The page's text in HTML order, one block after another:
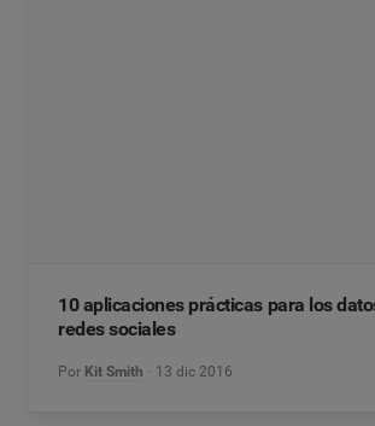
10 aplicaciones prácticas para los
redes sociales
Por Kit Smith 13 dic 2016